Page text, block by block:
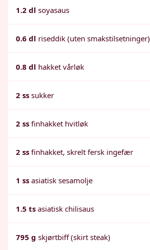
1.2 dl soyasaus
0.6 dl riseddik (uten smakstilsetninger)
0.8 dl hakket vårløk
2 ss sukker
2 ss finhakket hvitløk
2 ss finhakket, skrelt fersk ingefær
1 ss asiatisk sesamolje
1.5 ts asiatisk chilisaus
795 g skjørtbiff (skirt steak)